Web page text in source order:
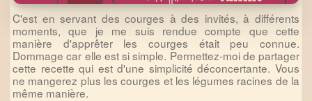
C'est en servant des courges à des invités, à différents
moments, que je me suis rendue compte que cette
manière d'apprêter les courges était peu connue.
Dommage car elle est si simple. Permettez-moi de partager
cette recette qui est d'une simplicité déconcertante. Vous
ne mangerez plus les courges et les légumes racines de la
même manière.